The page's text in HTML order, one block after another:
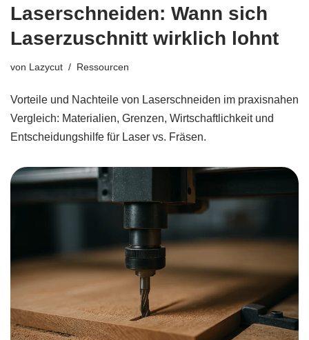
Laserschneiden: Wann sich
Laserzuschnitt wirklich lohnt
von Lazycut Ressourcen
Vorteile und Nachteile von Laserschneiden im praxisnahen
Vergleich: Materialien, Grenzen, Wirtschaftlichkeit und
Entscheidungshilfe für Laser vs. Fräsen.